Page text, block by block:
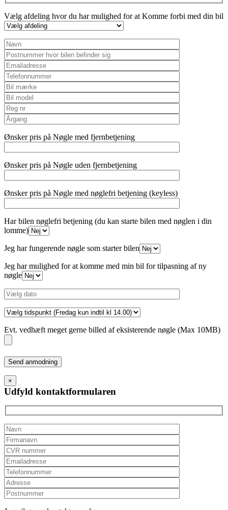
Vælg afdeling hvor du har mulighed for at Komme forbi med din bil
Ønsker pris på Nøgle med fjernbetjening
Ønsker pris på Nøgle uden fjernbetjening
Ønsker pris på Nøgle med nøglefri betjening (keyless)
Har bilen nøglefri betjening (du kan starte bilen med nøglen i din
lomme)
Jeg har fungerende nøgle som starter bilen
Jeg har mulighed for at komme med min bil for tilpasning af ny
nøgle
Evt. vedhæft meget gerne billed af eksisterende nøgle (Max 10MB)
Please
leave
this
field
empty.
×
Udfyld kontaktformularen